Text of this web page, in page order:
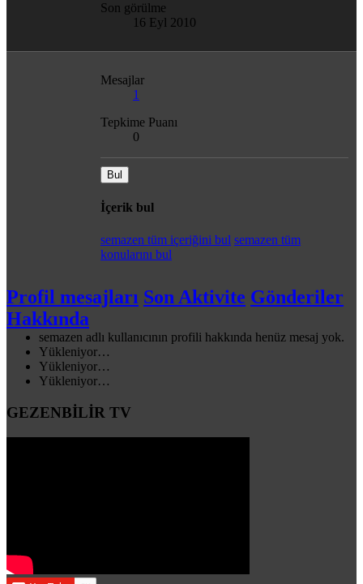
Son görülme
16 Eyl 2010
Mesajlar
1
Tepkime Puanı
0
Bul
İçerik bul
semazen tüm içeriğini bul semazen tüm
konularını bul
Profil mesajları Son Aktivite Gönderiler
Hakkında
semazen adlı kullanıcının profili hakkında henüz mesaj yok.
Yükleniyor…
Yükleniyor…
Yükleniyor…
GEZENBİLİR TV